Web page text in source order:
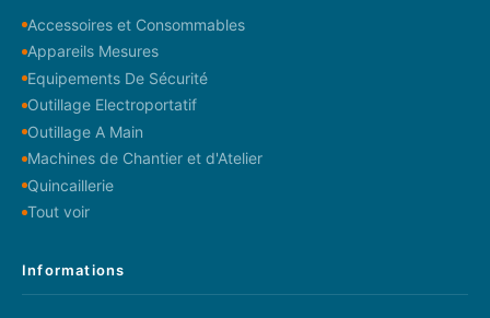
Accessoires et Consommables
Appareils Mesures
Equipements De Sécurité
Outillage Electroportatif
Outillage A Main
Machines de Chantier et d'Atelier
Quincaillerie
Tout voir
Informations